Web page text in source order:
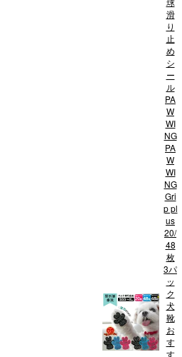
滑
り
止
め
シ
ー
ル
PA
W
WI
NG
PA
W
WI
NG
Gri
p pl
us
20/
48
枚
3パ
ッ
ク
犬
靴
お
す
す